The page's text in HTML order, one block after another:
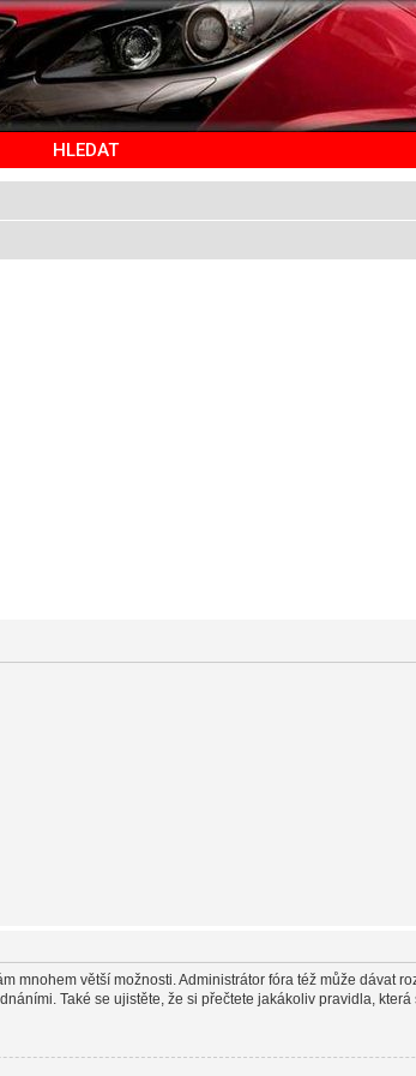
HLEDAT
mnohem větší možnosti. Administrátor fóra též může dávat
Také se ujistěte, že si přečtete jakákoliv pravidla, která